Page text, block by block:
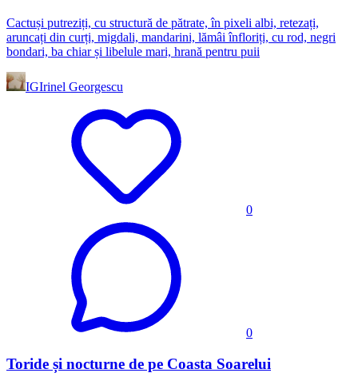
Cactuși putreziți, cu structură de pătrate, în pixeli albi, retezați,
aruncați din curți, migdali, mandarini, lămâi înfloriți, cu rod, negri
bondari, ba chiar și libelule mari, hrană pentru puii
IGIrinel Georgescu
0
0
Toride și nocturne de pe Coasta Soarelui